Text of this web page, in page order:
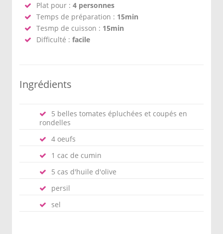
Plat pour : 4 personnes
Temps de préparation : 15min
Tesmp de cuisson : 15min
Difficulté : facile
Ingrédients
5 belles tomates épluchées et coupés en
rondelles
4 oeufs
1 cac de cumin
5 cas d'huile d'olive
persil
sel